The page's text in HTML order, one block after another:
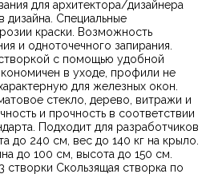
для архитектора/дизайнера
дизайна. Специальные
краски. Возможность
и одноточечного запирания.
с помощью удобной
в уходе, профили не
для железных окон.
стекло, дерево, витражи и
и прочность в соответствии
Подходит для разработчиков
до 240 см, вес до 140 кг на крыло.
до 100 см, высота до 150 см.
Скользящая створка по